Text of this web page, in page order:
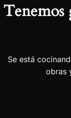
Tenemos
Se está
obras